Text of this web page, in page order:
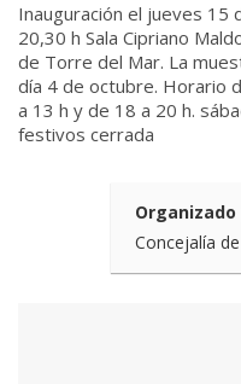
Inauguración el jueves
20,30 h Sala Cipriano
de Torre del Mar. La
día 4 de octubre. Horario
a 13 h y de 18 a 20 h.
festivos cerrada
Organizado
Concejalía